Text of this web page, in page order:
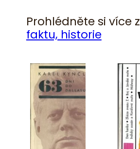
Prohlédněte si více z
faktu, historie